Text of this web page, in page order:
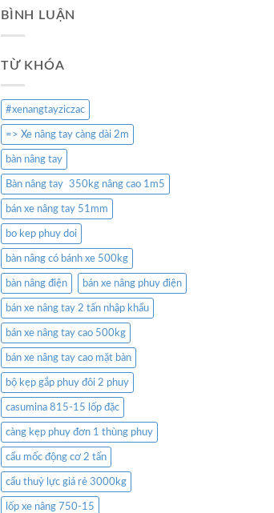
BÌNH LUẬN
TỪ KHÓA
#xenangtayziczac
=> Xe nâng tay càng dài 2m
bàn nâng tay
Bàn nâng tay 350kg nâng cao 1m5
bán xe nâng tay 51mm
bo kep phuy doi
bàn nâng có bánh xe 500kg
bàn nâng điện bán xe nâng phuy điện
bán xe nâng tay 2 tấn nhập khẩu
bán xe nâng tay cao 500kg
bán xe nâng tay cao mặt bàn
bộ kẹp gắp phuy đôi 2 phuy
casumina 815-15 lốp đặc
càng kẹp phuy đơn 1 thùng phuy
cẩu mốc động cơ 2 tấn
cẩu thuỷ lực giá rẻ 3000kg
lốp xe nâng 750-15